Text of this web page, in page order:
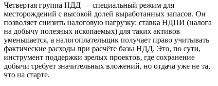
Четвертая группа НДД — специальный режим для
месторождений с высокой долей выработанных запасов. Он
позволяет снизить налоговую нагрузку: ставка НДПИ (налога
на добычу полезных ископаемых) для таких активов
уменьшается, а налогоплательщик получает право учитывать
фактические расходы при расчёте базы НДД. Это, по сути,
инструмент поддержки зрелых проектов, где сохранение
добычи требует значительных вложений, но отдача уже не та,
что на старте.